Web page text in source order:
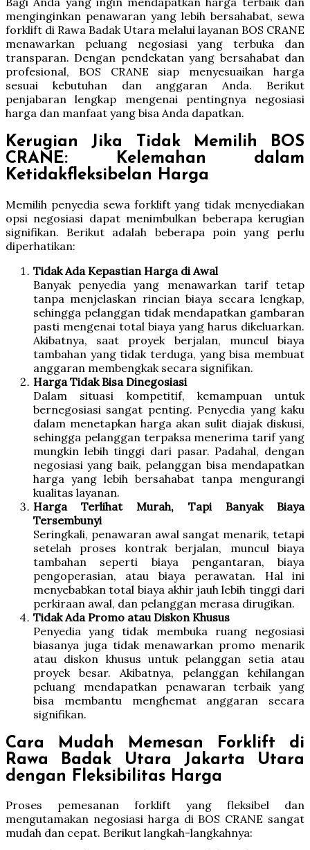
menginginkan penawaran yang lebih bersahabat, sewa
forklift di Rawa Badak Utara melalui layanan BOS CRANE
menawarkan peluang negosiasi yang terbuka dan
transparan. Dengan pendekatan yang bersahabat dan
profesional, BOS CRANE siap menyesuaikan harga
sesuai kebutuhan dan anggaran Anda. Berikut
penjabaran lengkap mengenai pentingnya negosiasi
harga dan manfaat yang bisa Anda dapatkan.
Kerugian Jika Tidak Memilih BOS
CRANE: Kelemahan dalam
Ketidakfleksibelan Harga
Memilih penyedia sewa forklift yang tidak menyediakan
opsi negosiasi dapat menimbulkan beberapa kerugian
signifikan. Berikut adalah beberapa poin yang perlu
diperhatikan:
Tidak Ada Kepastian Harga di Awal
Banyak penyedia yang menawarkan tarif tetap
tanpa menjelaskan rincian biaya secara lengkap,
sehingga pelanggan tidak mendapatkan gambaran
pasti mengenai total biaya yang harus dikeluarkan.
Akibatnya, saat proyek berjalan, muncul biaya
tambahan yang tidak terduga, yang bisa membuat
anggaran membengkak secara signifikan.
Harga Tidak Bisa Dinegosiasi
Dalam situasi kompetitif, kemampuan untuk
bernegosiasi sangat penting. Penyedia yang kaku
dalam menetapkan harga akan sulit diajak diskusi,
sehingga pelanggan terpaksa menerima tarif yang
mungkin lebih tinggi dari pasar. Padahal, dengan
negosiasi yang baik, pelanggan bisa mendapatkan
harga yang lebih bersahabat tanpa mengurangi
kualitas layanan.
Harga Terlihat Murah, Tapi Banyak Biaya
Tersembunyi
Seringkali, penawaran awal sangat menarik, tetapi
setelah proses kontrak berjalan, muncul biaya
tambahan seperti biaya pengantaran, biaya
pengoperasian, atau biaya perawatan. Hal ini
menyebabkan total biaya akhir jauh lebih tinggi dari
perkiraan awal, dan pelanggan merasa dirugikan.
Tidak Ada Promo atau Diskon Khusus
Penyedia yang tidak membuka ruang negosiasi
biasanya juga tidak menawarkan promo menarik
atau diskon khusus untuk pelanggan setia atau
proyek besar. Akibatnya, pelanggan kehilangan
peluang mendapatkan penawaran terbaik yang
bisa membantu menghemat anggaran secara
signifikan.
Cara Mudah Memesan Forklift di
Rawa Badak Utara Jakarta Utara
dengan Fleksibilitas Harga
Proses pemesanan forklift yang fleksibel dan
mengutamakan negosiasi harga di BOS CRANE sangat
mudah dan cepat. Berikut langkah-langkahnya: